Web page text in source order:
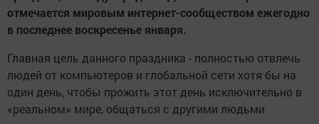
отмечается мировым интернет-сообществом ежегодно
в последнее воскресенье января.
Главная цель данного праздника - полностью отвлечь
людей от компьютеров и глобальной сети хотя бы на
один день, чтобы прожить этот день исключительно в
«реальном» мире, общаться с другими людьми